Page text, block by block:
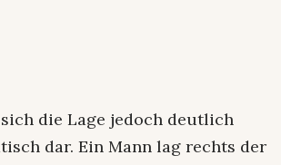
die Lage jedoch deutlich
dar. Ein Mann lag rechts der